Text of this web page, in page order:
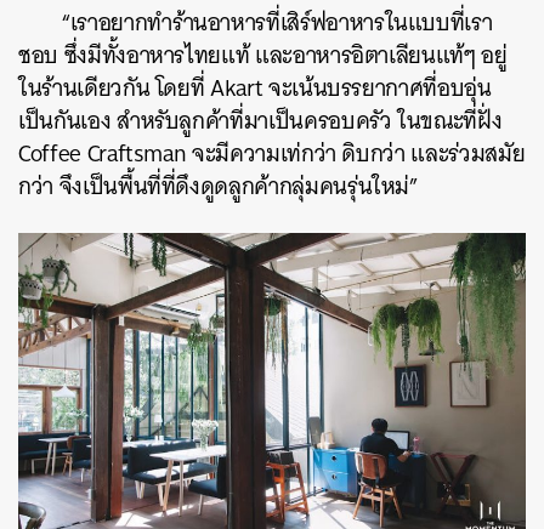
“เราอยากทำร้านอาหารที่เสิร์ฟอาหารในแบบที่เรา
ชอบ ซึ่งมีทั้งอาหารไทยแท้ และอาหารอิตาเลียนแท้ๆ อยู่
ในร้านเดียวกัน โดยที่ Akart จะเน้นบรรยากาศที่อบอุ่น
เป็นกันเอง สำหรับลูกค้าที่มาเป็นครอบครัว ในขณะที่ฝั่ง
Coffee Craftsman จะมีความเท่กว่า ดิบกว่า และร่วมสมัย
กว่า จึงเป็นพื้นที่ที่ดึงดูดลูกค้ากลุ่มคนรุ่นใหม่”